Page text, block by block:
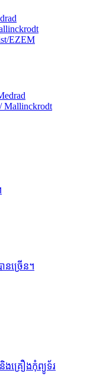
EZEM
Mallinckrodt
នច្រើន។
គ្រឿងកុំព្យូទ័រ